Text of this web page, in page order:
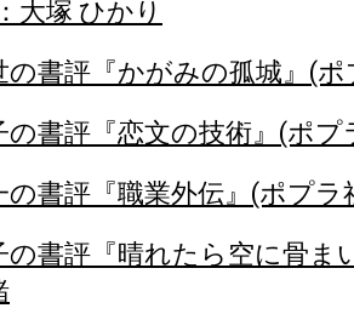
大塚 ひかり
の書評『かがみの孤城』(
の書評『恋文の技術』(ポプ
の書評『職業外伝』(ポプラ
の書評『晴れたら空に骨ま